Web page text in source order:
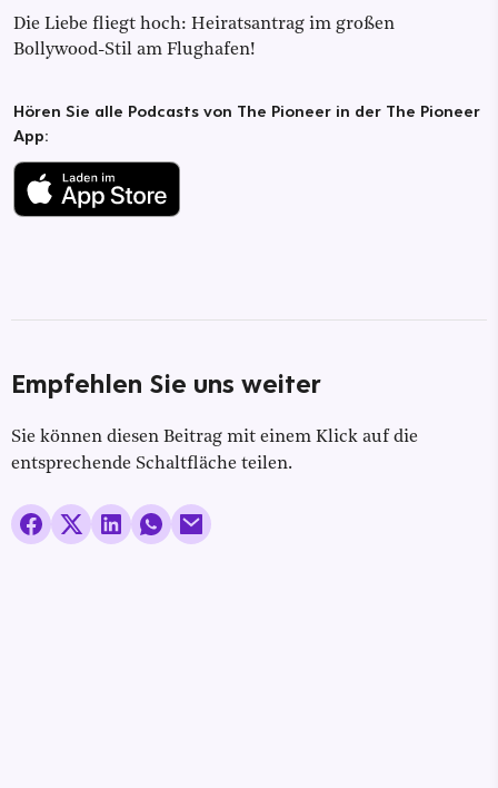
Die Liebe fliegt hoch: Heiratsantrag im großen
Bollywood-Stil am Flughafen!
Hören Sie alle Podcasts von The Pioneer in der The Pioneer
App:
Empfehlen Sie uns weiter
Sie können diesen Beitrag mit einem Klick auf die
entsprechende Schaltfläche teilen.